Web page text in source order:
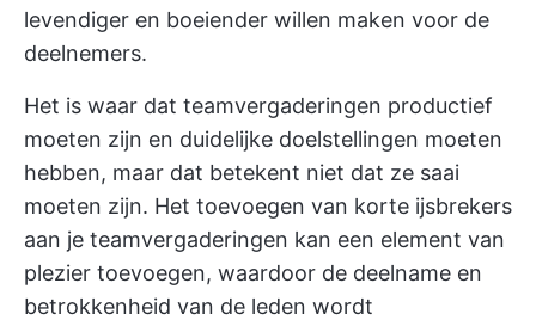
levendiger en boeiender willen maken voor de
deelnemers.
Het is waar dat teamvergaderingen productief
moeten zijn en duidelijke doelstellingen moeten
hebben, maar dat betekent niet dat ze saai
moeten zijn. Het toevoegen van korte ijsbrekers
aan je teamvergaderingen kan een element van
plezier toevoegen, waardoor de deelname en
betrokkenheid van de leden wordt